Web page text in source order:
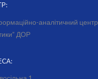
аналітичний центр
ДОР